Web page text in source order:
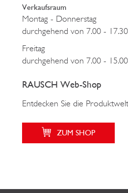
Verkaufsraum
Montag - Donnerstag
durchgehend von 7.00 -
Freitag
durchgehend von 7.00 -
RAUSCH Web-Shop
Entdecken Sie die
ZUM SHOP